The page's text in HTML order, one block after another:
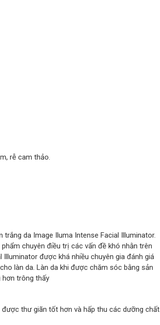
rễ cam thảo.
da Image Iluma Intense Facial Illuminator.
chuyên điều trị các vấn đề khó nhằn trên
được khá nhiều chuyên gia đánh giá
làn da. Làn da khi được chăm sóc bằng sản
hơn trông thấy
thư giãn tốt hơn và hấp thu các dưỡng chất